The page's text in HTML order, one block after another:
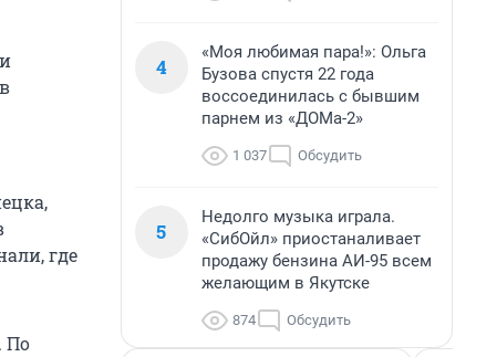
где
По
4
«Моя любимая пара!»: Ольга
Бузова спустя 22 года
воссоединилась с бывшим
парнем из «ДОМа-2»
1 037 Обсудить
5
Недолго музыка играла.
«СибОйл» приостаналивает
продажу бензина АИ-95 всем
желающим в Якутске
874 Обсудить